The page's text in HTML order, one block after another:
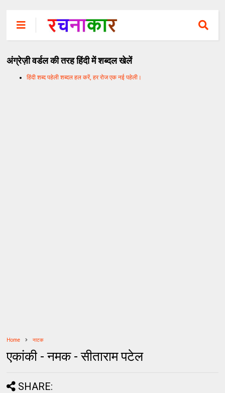
अंग्रेज़ी वर्डल की तरह हिंदी में शब्दल खेलें
हिंदी शब्द पहेली शब्दल हल करें, हर रोज एक नई पहेली।
Home नाटक
एकांकी - नमक - सीताराम पटेल
SHARE: